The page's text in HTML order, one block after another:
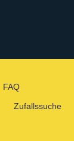
FAQ
Zufallssuche